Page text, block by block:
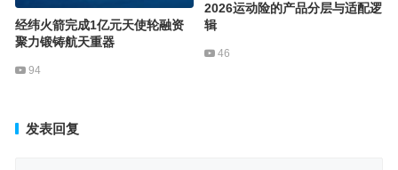
经纬火箭完成1亿元天使轮融资
聚力锻铸航天重器
94
2026运动险的产品分层与适配逻
辑
46
发表回复